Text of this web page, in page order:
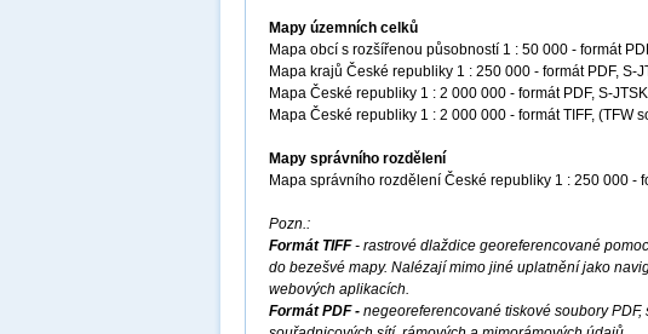
Mapy územních celků
Mapa obcí s rozšířenou působností 1 : 50 000 - formát
Mapa krajů České republiky 1 : 250 000 - formát PDF, S-
Mapa České republiky 1 : 2 000 000 - formát PDF, S-JTSK
Mapa České republiky 1 : 2 000 000 - formát TIFF, (TFW
Mapy správního rozdělení
Mapa správního rozdělení České republiky 1 : 250 000 -
Pozn.:
Formát TIFF- rastrové dlaždice georeferencované
do bezešvé mapy. Nalézají mimo jiné uplatnění jako
webových aplikacích.
Formát PDF - negeoreferencované tiskové soubory